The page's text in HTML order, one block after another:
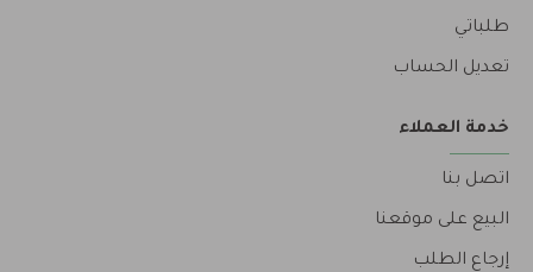
طلباتي
تعديل الحساب
خدمة العملاء
اتصل بنا
البيع على موقعنا
إرجاع الطلب